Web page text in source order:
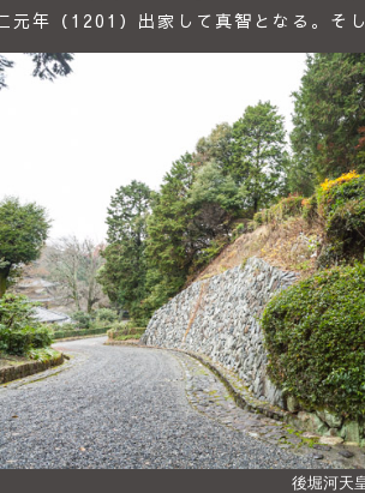
元年（1201）出家して真智となる。そ
後堀河天